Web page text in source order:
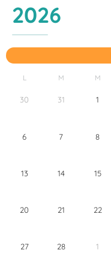
2026
L M M
30 31 1
6 7 8
13 14 15
20 21 22
27 28 1